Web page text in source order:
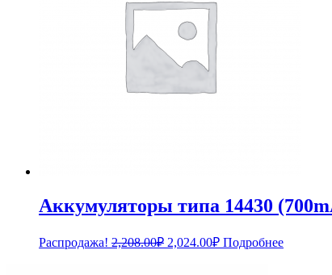
Аккумуляторы типа 14430
Распродажа! 2,208.00₽ Первоначальная
2,024.00₽Текущая
цена:
Подробнее